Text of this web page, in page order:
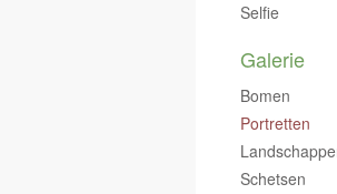
Selfie
Galerie
Bomen
Portretten
Schetsen